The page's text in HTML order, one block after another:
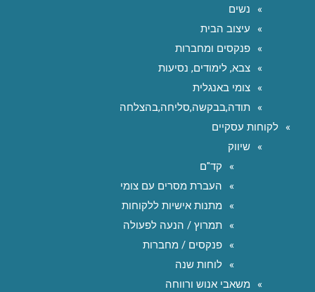
נשים
עיצוב הבית
פנקסים ומחברות
צבא, לימודים, נסיעות
צומי באנגלית
תודה,בבקשה,סליחה,בהצלחה
לקוחות עסקיים
שיווק
קד"ם
העברת מסרים עם צומי
מתנות אישיות ללקוחות
תמרוץ / הנעה לפעולה
פנקסים / מחברות
לוחות שנה
משאבי אנוש ורווחה